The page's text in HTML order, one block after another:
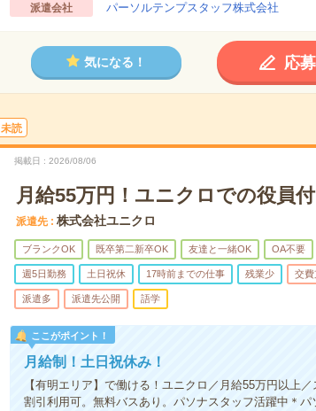
派遣会社 パーソルテンプスタッフ株式会社
気になる！ 応
未読
掲載日 2026/08/06
月給55万円！ユニクロでの役員
派遣先 株式会社ユニクロ
ブランクOK 既卒第二新卒OK 友達と一緒OK OA不要
週5日勤務 土日祝休 17時前までの仕事 残業少 交費
派遣多 派遣先公開 語学
ここがポイント！
月給制！土日祝休み！
【有明エリア】で働ける！ユニクロ／月給55万円以上
割引利用可。無料バスあり。パソナスタッフ活躍中＊